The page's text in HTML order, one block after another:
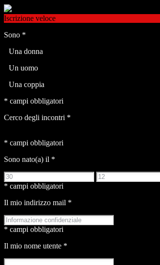
Iscrizione veloce
Sono *
Una donna
Un uomo
Una coppia
* campi obbligatori
Cerco degli incontri *
* campi obbligatori
Sono nato(a) il *
* campi obbligatori
Il mio indirizzo mail *
* campi obbligatori
Il mio nome utente *